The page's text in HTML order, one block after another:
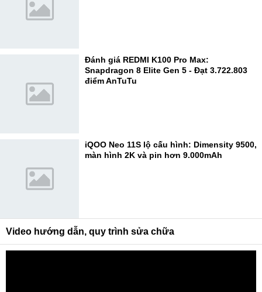
Đánh giá REDMI K100 Pro Max:
Snapdragon 8 Elite Gen 5 - Đạt 3.722.803
điểm AnTuTu
iQOO Neo 11S lộ cấu hình: Dimensity 9500,
màn hình 2K và pin hơn 9.000mAh
Video hướng dẫn, quy trình sửa chữa